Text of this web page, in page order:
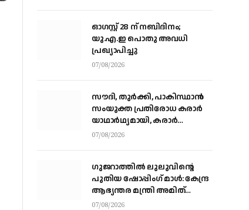
ഓഗസ്റ്റ് 28 ന് നബിദിനം;
യു.എ.ഇ പൊതു അവധി
പ്രഖ്യാപിച്ചു
07/08/2026
സൗദി, തുര്‍ക്കി, പാകിസ്ഥാന്‍
സംയുക്ത പ്രതിരോധ കരാര്‍
യാഥാര്‍ഥ്യമായി, കരാര്‍
ഒപ്പുവെച്ചത് വിശുദ്ധ ഹറമിന്റെ
07/08/2026
ഗുജറാത്തിൽ ലുലുവിന്റെ
പുതിയ ഷോപ്പിംഗ് മാൾ: കേന്ദ്ര
ആഭ്യന്തര മന്ത്രി അമിത്
ഷായുമായി കൂടിക്കാഴ്ച
07/08/2026